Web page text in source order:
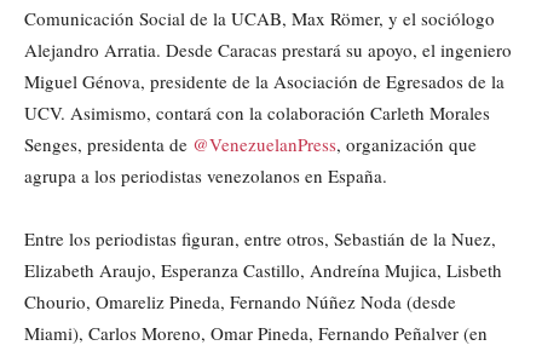
Comunicación Social de la UCAB, Max Römer, y el sociólogo
Alejandro Arratia. Desde Caracas prestará su apoyo, el ingeniero
Miguel Génova, presidente de la Asociación de Egresados de la
UCV. Asimismo, contará con la colaboración Carleth Morales
Senges, presidenta de @VenezuelanPress, organización que
agrupa a los periodistas venezolanos en España.
Entre los periodistas figuran, entre otros, Sebastián de la Nuez,
Elizabeth Araujo, Esperanza Castillo, Andreína Mujica, Lisbeth
Chourio, Omareliz Pineda, Fernando Núñez Noda (desde
Miami), Carlos Moreno, Omar Pineda, Fernando Peñalver (en